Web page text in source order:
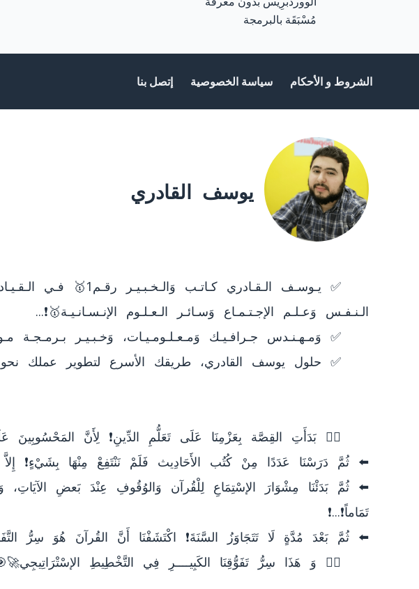
مُسْبَقَة بالبرمجة
الشروط و الأحكام سياسة الخصوصية إتصل بنا
يوسف القادري